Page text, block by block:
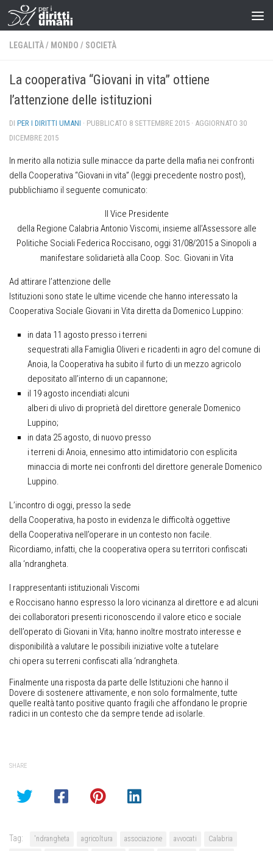
LEGALITÀ/ MONDO / SOCIETÀ
La cooperativa “Giovani in vita” ottiene
l’attenzione delle istituzioni
DI PER I DIRITTI UMANI · PUBBLICATO 8 SETTEMBRE 2015 · AGGIORNATO 30
DICEMBRE 2015
In merito alla notizia sulle minacce da parte della mafia nei confronti
della Cooperativa “Giovani in vita” (leggi precedente nostro post),
pubblichiamo il seguente comunicato:
Il Vice Presidente
della Regione Calabria Antonio Viscomi, insieme all’Assessore alle
Politiche Sociali Federica Roccisano, oggi 31/08/2015 a Sinopoli a
manifestare solidarietà alla Coop. Soc. Giovani in Vita
Ad attirare l’attenzione delle
Istituzioni sono state le ultime vicende che hanno interessato la
Cooperativa Sociale Giovani in Vita diretta da Domenico Luppino:
in data 11 agosto presso i terreni
sequestrati alla Famiglia Oliveri e ricadenti in agro del comune di
Anoia, la Cooperativa ha subito il furto di un mezzo agricolo
depositato all’interno di un capannone;
il 19 agosto incendiati alcuni
alberi di ulivo di proprietà del direttore generale Domenico
Luppino;
in data 25 agosto, di nuovo presso
i terreni di Anoia, ennesimo atto intimidatorio con esplicita
minaccia di morte nei confronti del direttore generale Domenico
Luppino.
L’incontro di oggi, presso la sede
della Cooperativa, ha posto in evidenza le difficoltà oggettive
della Cooperativa nell’operare in un contesto non facile.
Ricordiamo, infatti, che la cooperativa opera su territori confiscati
alla ‘ndrangheta.
I rappresentanti istituzionali Viscomi
e Roccisano hanno espresso la loro vicinanza al direttore e ad alcuni
dei collaboratori presenti riconoscendo il valore etico e sociale
dell’operato di Giovani in Vita; hanno inoltre mostrato interesse e
disponibilità a valutare le possibili iniziative volte a tutelare
chi opera su terreni confiscati alla ‘ndrangheta.
Finalmente una risposta da parte delle Istituzioni che hanno il
Dovere di sostenere attivamente, e non solo formalmente, tutte
quelle realtà tanto positive quanto fragili che affondano le proprie
radici in un contesto che da sempre tende ad isolarle.
SHARE
Tag: 'ndrangheta agricoltura associazione avvocati
Calabria